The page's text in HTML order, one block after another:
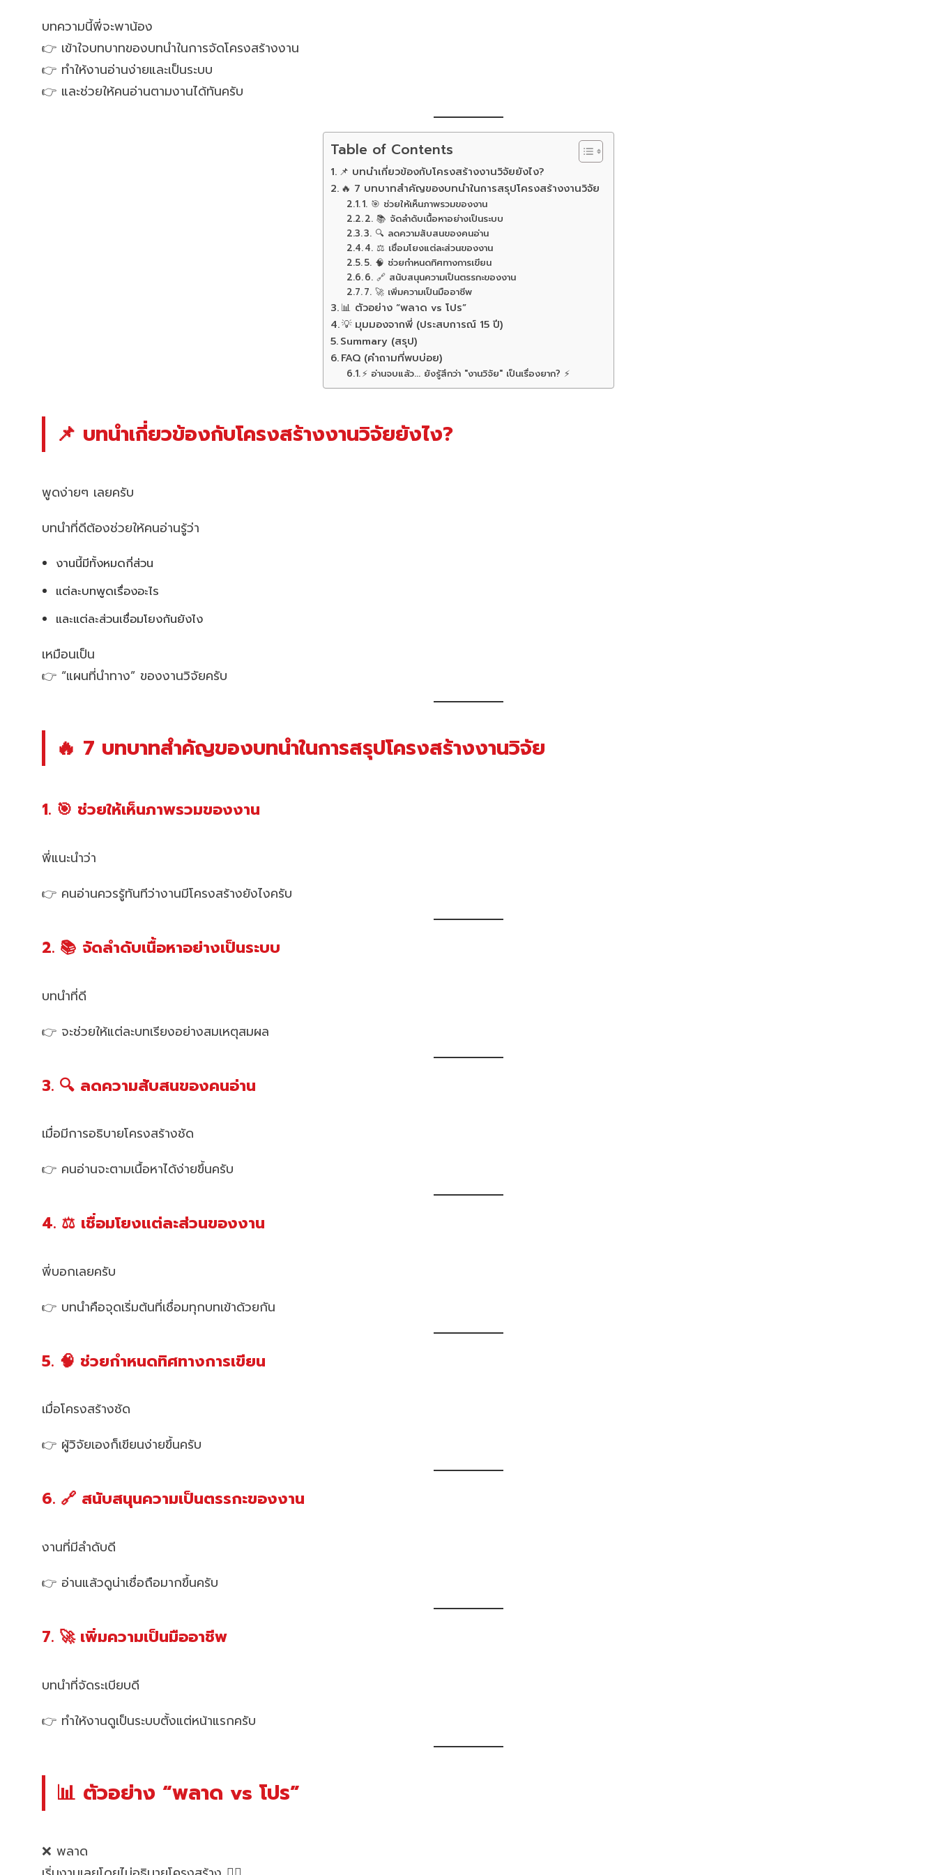
บทความนี้พี่จะพาน้อง
👉 เข้าใจบทบาทของบทนำในการจัดโครงสร้างงาน
👉 ทำให้งานอ่านง่ายและเป็นระบบ
👉 และช่วยให้คนอ่านตามงานได้ทันครับ
Table of Contents
📌 บทนำเกี่ยวข้องกับโครงสร้างงานวิจัยยังไง?
🔥 7 บทบาทสำคัญของบทนำในการสรุปโครงสร้างงานวิจัย
1. 🎯 ช่วยให้เห็นภาพรวมของงาน
2. 📚 จัดลำดับเนื้อหาอย่างเป็นระบบ
3. 🔍 ลดความสับสนของคนอ่าน
4. ⚖️ เชื่อมโยงแต่ละส่วนของงาน
5. 🧠 ช่วยกำหนดทิศทางการเขียน
6. 🔗 สนับสนุนความเป็นตรรกะของงาน
7. 🚀 เพิ่มความเป็นมืออาชีพ
📊 ตัวอย่าง “พลาด vs โปร”
💡 มุมมองจากพี่ (ประสบการณ์ 15 ปี)
Summary (สรุป)
FAQ (คำถามที่พบบ่อย)
⚡ อ่านจบแล้ว... ยังรู้สึกว่า "งานวิจัย" เป็นเรื่องยาก? ⚡
📌 บทนำเกี่ยวข้องกับโครงสร้างงานวิจัยยังไง?
พูดง่ายๆ เลยครับ
บทนำที่ดีต้องช่วยให้คนอ่านรู้ว่า
งานนี้มีทั้งหมดกี่ส่วน
แต่ละบทพูดเรื่องอะไร
และแต่ละส่วนเชื่อมโยงกันยังไง
เหมือนเป็น
👉 “แผนที่นำทาง” ของงานวิจัยครับ
🔥 7 บทบาทสำคัญของบทนำในการสรุปโครงสร้างงานวิจัย
1. 🎯 ช่วยให้เห็นภาพรวมของงาน
พี่แนะนำว่า
👉 คนอ่านควรรู้ทันทีว่างานมีโครงสร้างยังไงครับ
2. 📚 จัดลำดับเนื้อหาอย่างเป็นระบบ
บทนำที่ดี
👉 จะช่วยให้แต่ละบทเรียงอย่างสมเหตุสมผล
3. 🔍 ลดความสับสนของคนอ่าน
เมื่อมีการอธิบายโครงสร้างชัด
👉 คนอ่านจะตามเนื้อหาได้ง่ายขึ้นครับ
4. ⚖️ เชื่อมโยงแต่ละส่วนของงาน
พี่บอกเลยครับ
👉 บทนำคือจุดเริ่มต้นที่เชื่อมทุกบทเข้าด้วยกัน
5. 🧠 ช่วยกำหนดทิศทางการเขียน
เมื่อโครงสร้างชัด
👉 ผู้วิจัยเองก็เขียนง่ายขึ้นครับ
6. 🔗 สนับสนุนความเป็นตรรกะของงาน
งานที่มีลำดับดี
👉 อ่านแล้วดูน่าเชื่อถือมากขึ้นครับ
7. 🚀 เพิ่มความเป็นมืออาชีพ
บทนำที่จัดระเบียบดี
👉 ทำให้งานดูเป็นระบบตั้งแต่หน้าแรกครับ
📊 ตัวอย่าง “พลาด vs โปร”
❌ พลาด